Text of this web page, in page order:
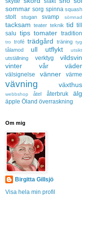
sommar sorg spinna squash
stolt stugan svamp sömnad
tacksam teater teknik tid till
salu tips tomater tradition
tro trofé trädgård träning tyg
tålamod ull utflykt utsikt
utställning verktyg
vildsvin
vinter
vår väder
välsignelse vänner värme
vävning växthus
webbshop åtel återbruk älg
äpple Öland överraskning
Om mig
Birgitta Gillsjö
Visa hela min profil